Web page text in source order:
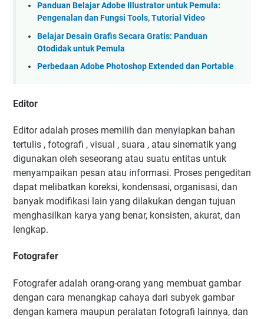
Panduan Belajar Adobe Illustrator untuk Pemula:
Pengenalan dan Fungsi Tools, Tutorial Video
Belajar Desain Grafis Secara Gratis: Panduan
Otodidak untuk Pemula
Perbedaan Adobe Photoshop Extended dan Portable
Editor
Editor adalah proses memilih dan menyiapkan bahan
tertulis , fotografi , visual , suara , atau sinematik yang
digunakan oleh seseorang atau suatu entitas untuk
menyampaikan pesan atau informasi. Proses pengeditan
dapat melibatkan koreksi, kondensasi, organisasi, dan
banyak modifikasi lain yang dilakukan dengan tujuan
menghasilkan karya yang benar, konsisten, akurat, dan
lengkap.
Fotografer
Fotografer adalah orang-orang yang membuat gambar
dengan cara menangkap cahaya dari subyek gambar
dengan kamera maupun peralatan fotografi lainnya, dan